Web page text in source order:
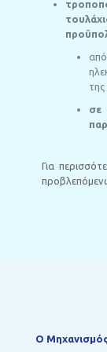
σε
Για
Ο